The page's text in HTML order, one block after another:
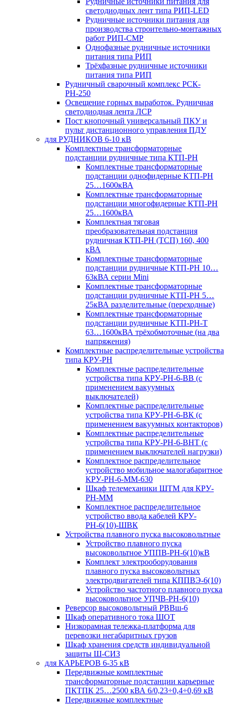
светодиодных лент типа РИП-LED
Рудничные источники питания для
производства строительно-монтажных
работ РИП-СМР
Однофазные рудничные источники
питания типа РИП
Трёхфазные рудничные источники
питания типа РИП
Рудничный сварочный комплекс РСК-
РН-250
Освещение горных выработок. Рудничная
светодиодная лента ЛСР
Пост кнопочный универсальный ПКУ и
пульт дистанционного управления ПДУ
для РУДНИКОВ 6-10 кВ
Комплектные трансформаторные
подстанции рудничные типа КТП-РН
Комплектные трансформаторные
подстанции однофидерные КТП-РН
25…1600кВА
Комплектные трансформаторные
подстанции многофидерные КТП-РН
25…1600кВА
Комплектная тяговая
преобразовательная подстанция
рудничная КТП-РН (ТСП) 160, 400
кВА
Комплектные трансформаторные
подстанции рудничные КТП-РН 10…
63кВА серии Mini
Комплектные трансформаторные
подстанции рудничные КТП-РН 5…
25кВА разделительные (переходные)
Комплектные трансформаторные
подстанции рудничные КТП-РН-Т
63…1600кВА трёхобмоточные (на два
напряжения)
Комплектные распределительные устройства
типа КРУ-РН
Комплектные распределительные
устройства типа КРУ-РН-6-ВВ (с
применением вакуумных
выключателей)
Комплектные распределительные
устройства типа КРУ-РН-6-ВК (с
применением вакуумных контакторов)
Комплектные распределительные
устройства типа КРУ-РН-6-ВНТ (с
применением выключателей нагрузки)
Комплектное распределительное
устройство мобильное малогабаритное
КРУ-РН-6-ММ-630
Шкаф телемеханики ШТМ для КРУ-
РН-ММ
Комплектное распределительное
устройство ввода кабелей КРУ-
РН-6(10)-ШВК
Устройства плавного пуска высоковольтные
Устройство плавного пуска
высоковольтное УППВ-РН-6(10)кВ
Комплект электрооборудования
плавного пуска высоковольтных
электродвигателей типа КППВЭ-6(10)
Устройство частотного плавного пуска
высоковольтное УПЧВ-РН-6(10)
Реверсор высоковольтный РВВш-6
Шкаф оперативного тока ШОТ
Низкорамная тележка-платформа для
перевозки негабаритных грузов
Шкаф хранения средств индивидуальной
защиты Ш-СИЗ
для КАРЬЕРОВ 6-35 кВ
Передвижные комплектные
трансформаторные подстанции карьерные
ПКТПК 25…2500 кВА 6/0,23÷0,4÷0,69 кВ
Передвижные комплектные